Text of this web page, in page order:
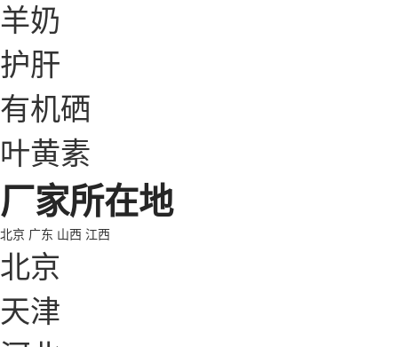
羊奶
护肝
有机硒
叶黄素
厂家所在地
北京 广东 山西 江西
北京
天津